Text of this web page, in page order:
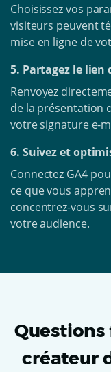
Choisissez vos
visiteurs peuvent
mise en ligne de
5. Partagez le
Renvoyez
de la présentation
votre signature e-
6. Suivez et
Connectez GA4
ce que vous
concentrez-vous
votre audience.
créateur